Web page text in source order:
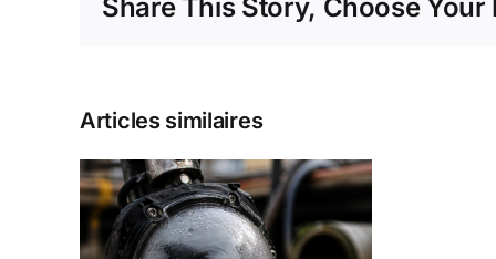
Share This Story, Choose Your
Articles similaires